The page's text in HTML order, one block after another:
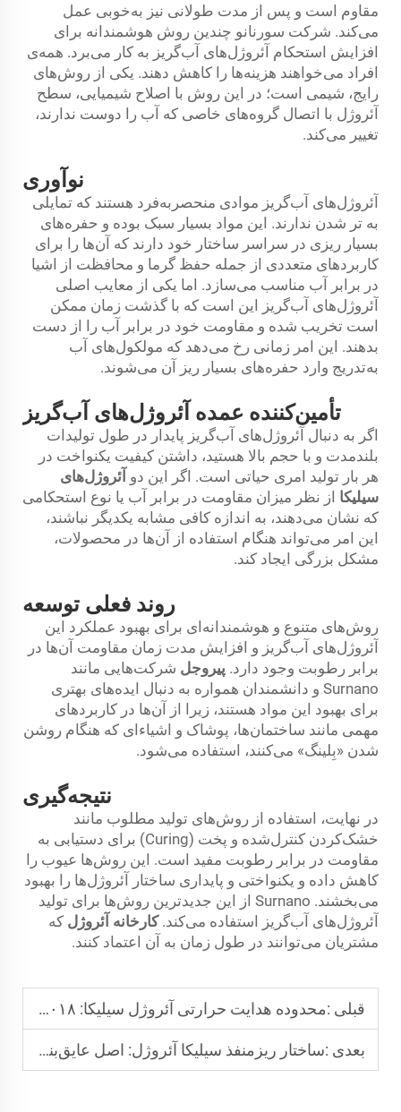
مقاوم است و پس از مدت طولانی نیز به‌خوبی عمل
می‌کند. شرکت سورنانو چندین روش هوشمندانه برای
افزایش استحکام آئروژل‌های آب‌گریز به کار می‌برد. همه‌ی
افراد می‌خواهند هزینه‌ها را کاهش دهند. یکی از روش‌های
رایج، شیمی است؛ در این روش با اصلاح شیمیایی، سطح
آئروژل با اتصال گروه‌های خاصی که آب را دوست ندارند،
تغییر می‌کند.
نوآوری
آئروژل‌های آب‌گریز موادی منحصر‌به‌فرد هستند که تمایلی
به تر شدن ندارند. این مواد بسیار سبک بوده و حفره‌های
بسیار ریزی در سراسر ساختار خود دارند که آن‌ها را برای
کاربردهای متعددی از جمله حفظ گرما و محافظت از اشیا
در برابر آب مناسب می‌سازد. اما یکی از معایب اصلی
آئروژل‌های آب‌گریز این است که با گذشت زمان ممکن
است تخریب شده و مقاومت خود در برابر آب را از دست
بدهند. این امر زمانی رخ می‌دهد که مولکول‌های آب
به‌تدریج وارد حفره‌های بسیار ریز آن می‌شوند.
تأمین‌کننده عمده آئروژل‌های آب‌گریز
اگر به دنبال آئروژل‌های آب‌گریز پایدار در طول تولیدات
بلندمدت و با حجم بالا هستید، داشتن کیفیت یکنواخت در
هر بار تولید امری حیاتی است. اگر این دو آئروژل‌های
سیلیکا از نظر میزان مقاومت در برابر آب یا نوع استحکامی
که نشان می‌دهند، به اندازه کافی مشابه یکدیگر نباشند،
این امر می‌تواند هنگام استفاده از آن‌ها در محصولات،
مشکل بزرگی ایجاد کند.
روند فعلی توسعه
روش‌های متنوع و هوشمندانه‌ای برای بهبود عملکرد این
آئروژل‌های آب‌گریز و افزایش مدت زمان مقاومت آن‌ها در
برابر رطوبت وجود دارد. پیروجل شرکت‌هایی مانند
Surnano و دانشمندان همواره به دنبال ایده‌های بهتری
برای بهبود این مواد هستند، زیرا از آن‌ها در کاربردهای
مهمی مانند ساختمان‌ها، پوشاک و اشیاء‌ای که هنگام روشن
شدن «بِلینگ» می‌کنند، استفاده می‌شود.
نتیجه‌گیری
در نهایت، استفاده از روش‌های تولید مطلوب مانند
خشک‌کردن کنترل‌شده و پخت (Curing) برای دستیابی به
مقاومت در برابر رطوبت مفید است. این روش‌ها عیوب را
کاهش داده و یکنواختی و پایداری ساختار آئروژل‌ها را بهبود
می‌بخشند. Surnano از این جدیدترین روش‌ها برای تولید
آئروژل‌های آب‌گریز استفاده می‌کند.کارخانه آئروژل که
مشتریان می‌توانند در طول زمان به آن اعتماد کنند.
قبلی :محدوده هدایت حرارتی آئروژل سیلیکا: ۰٫۰۱۸ تا ۰٫۰۲۲ وات بر متر-کلوین — چگونه این مقدار حاصل می‌شود؟
بعدی :ساختار ریزمنفذ سیلیکا آئروژل: اصل عایق‌بندی حرارتی با تخلخل بیش از ۹۰٪